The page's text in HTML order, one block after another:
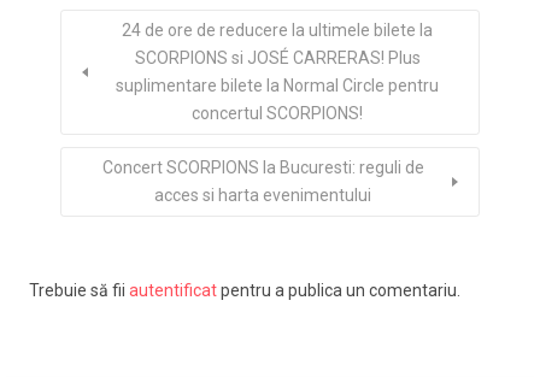
24 de ore de reducere la ultimele bilete la
SCORPIONS si JOSÉ CARRERAS! Plus
suplimentare bilete la Normal Circle pentru
concertul SCORPIONS!
Concert SCORPIONS la Bucuresti: reguli de
acces si harta evenimentului
Trebuie să fii autentificatpentru a publica un comentariu.